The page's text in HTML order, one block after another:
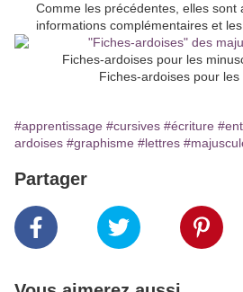
Comme les précédentes, elles sont
informations complémentaires et
Fiches-ardoises pour les
Fiches-ardoises pour les
#apprentissage #cursives #écriture
ardoises #graphisme #lettres
Partager